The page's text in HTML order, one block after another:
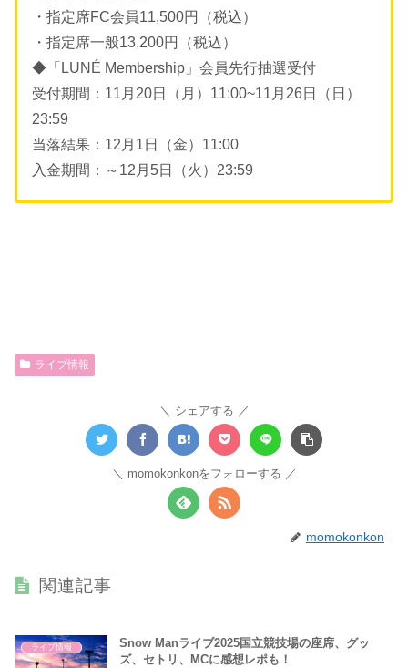
・指定席FC会員11,500円（税込）
・指定席一般13,200円（税込）
◆「LUNÉ Membership」会員先行抽選受付
受付期間：11月20日（月）11:00~11月26日（日）
23:59
当落結果：12月1日（金）11:00
入金期間：～12月5日（火）23:59
ライブ情報
シェアする
momokonkonをフォローする
momokonkon
関連記事
ライブ情報
Snow Manライブ2025国立競技場の座席、グッ
ズ、セトリ、MCに感想レポも！